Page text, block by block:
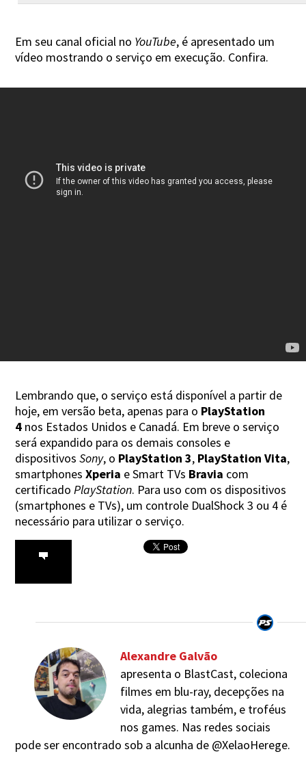
Em seu canal oficial no YouTube, é apresentado um
vídeo mostrando o serviço em execução. Confira.
Lembrando que, o serviço está disponível a partir de
hoje, em versão beta, apenas para o PlayStation
4 nos Estados Unidos e Canadá. Em breve o serviço
será expandido para os demais consoles e
dispositivosSony, o PlayStation 3, PlayStation Vita,
smartphonesXperia e Smart TVs Bravia com
certificado PlayStation. Para uso com os dispositivos
(smartphones e TVs), um controle DualShock 3 ou 4 é
necessário para utilizar o serviço.
Alexandre Galvão
apresenta o BlastCast, coleciona
filmes em blu-ray, decepções na
vida, alegrias também, e troféus
nos games. Nas redes sociais
pode ser encontrado sob a alcunha de @XelaoHerege.